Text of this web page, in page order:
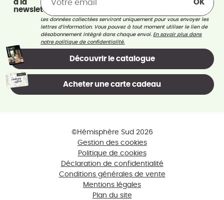
à la
newsletter
Les données collectées serviront uniquement pour vous envoyer les
lettres d’information. Vous pouvez à tout moment utiliser le lien de
désabonnement intégré dans chaque envoi.En savoir plus dans
notre politique de confidentialité.
Découvrir le catalogue
Acheter une carte cadeau
©Hémisphère Sud 2026
Gestion des cookies
Politique de cookies
Déclaration de confidentialité
Conditions générales de vente
Mentions légales
Plan du site